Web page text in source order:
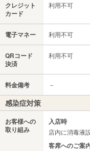
クレジット
カード
利用不可
電子マネー 利用不可
QRコード
決済
利用不可
料金備考 －
感染症対策
お客様への
取り組み
入店時
店内に消毒液
客席へのご案